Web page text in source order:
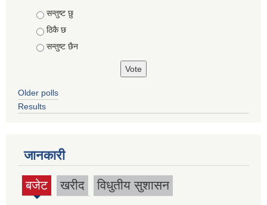
Choices
सन्तुष्ट छु
ठिकै छ
सन्तुष्ट छैन
Older polls
Results
जानकारी
बजेट
(active
खरीद विधुतीय सुशासन